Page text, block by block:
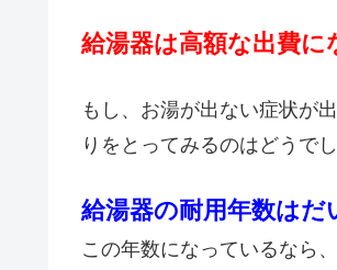
給湯器は高額な出費に
もし、お湯が出ない症状が
りをとってみるのはどうでし
給湯器の耐用年数はだ
この年数になっているなら